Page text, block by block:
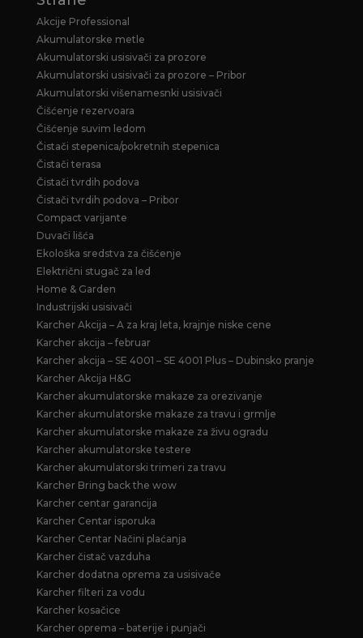
Akcije Professional
Akumulatorske metle
Akumulatorski usisivači za prozore
Akumulatorski usisivači za prozore – Pribor
Akumulatorski višenamesnki usisivači
Čišćenje rezervoara
Čišćenje suvim ledom
Čistači stepenica/pokretnih stepenica
Čistači terasa
Čistači tvrdih podova
Čistači tvrdih podova – Pribor
Compact varijante
Duvači lišća
Ekološka sredstva za čišćenje
Električni stugač za led
Home & Garden
Industrijski usisivači
Karcher Akcija – A za kraj leta, krajnje niske cene
Karcher akcija – februar
Karcher akcija – SE 4001 – SE 4001 Plus – Dubinsko pranje
Karcher Akcija H&G
Karcher akumulatorske makaze za orezivanje
Karcher akumulatorske makaze za travu i grmlje
Karcher akumulatorske makaze za živu ogradu
Karcher akumulatorske testere
Karcher akumulatorski trimeri za travu
Karcher Bring back the wow
Karcher centar garancija
Karcher Centar isporuka
Karcher Centar Načini plaćanja
Karcher čistač vazduha
Karcher dodatna oprema za usisivače
Karcher filteri za vodu
Karcher kosačice
Karcher oprema – baterije i punjači